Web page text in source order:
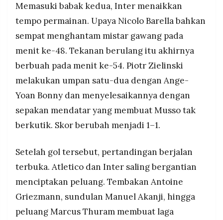
Memasuki babak kedua, Inter menaikkan
tempo permainan. Upaya Nicolo Barella bahkan
sempat menghantam mistar gawang pada
menit ke-48. Tekanan berulang itu akhirnya
berbuah pada menit ke-54. Piotr Zielinski
melakukan umpan satu-dua dengan Ange-
Yoan Bonny dan menyelesaikannya dengan
sepakan mendatar yang membuat Musso tak
berkutik. Skor berubah menjadi 1–1.
Setelah gol tersebut, pertandingan berjalan
terbuka. Atletico dan Inter saling bergantian
menciptakan peluang. Tembakan Antoine
Griezmann, sundulan Manuel Akanji, hingga
peluang Marcus Thuram membuat laga